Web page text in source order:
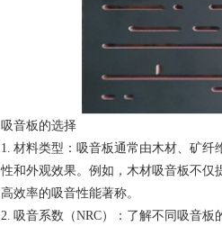
吸音板的选择
1. 材料类型：吸音板通常由木材、矿
性和外观效果。例如，木材吸音板不仅
高效率的吸音性能著称。
2. 吸音系数（NRC）：了解不同吸音